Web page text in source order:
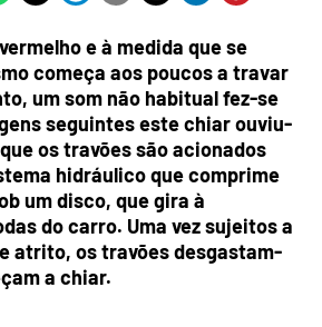
e à medida que se
começa aos poucos a travar
um som não habitual fez-se
seguintes este chiar ouviu-
os travões são acionados
hidráulico que comprime
um disco, que gira à
do carro. Uma vez sujeitos a
atrito, os travões desgastam-
a chiar.